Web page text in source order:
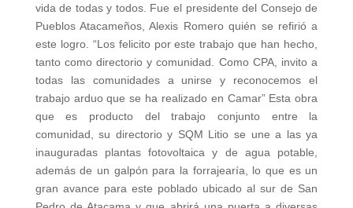
vida de todas y todos. Fue el presidente del Consejo de
Pueblos Atacameños, Alexis Romero quién se refirió a
este logro. “Los felicito por este trabajo que han hecho,
tanto como directorio y comunidad. Como CPA, invito a
todas las comunidades a unirse y reconocemos el
trabajo arduo que se ha realizado en Camar” Esta obra
que es producto del trabajo conjunto entre la
comunidad, su directorio y SQM Litio se une a las ya
inauguradas plantas fotovoltaica y de agua potable,
además de un galpón para la forrajearía, lo que es un
gran avance para este poblado ubicado al sur de San